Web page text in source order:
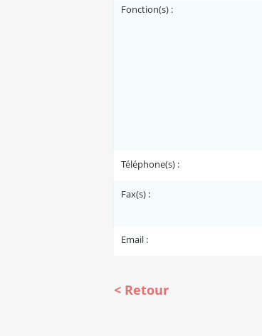
Fonction(s) :
Téléphone(s) :
Fax(s) :
Email :
Retour